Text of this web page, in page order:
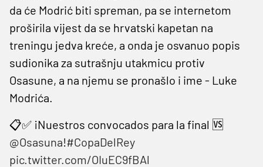
da će Modrić biti spreman, pa se internetom
proširila vijest da se hrvatski kapetan na
treningu jedva kreće, a onda je osvanuo popis
sudionika za sutrašnju utakmicu protiv
Osasune, a na njemu se pronašlo i ime - Luke
Modrića.
📋✅ ¡Nuestros convocados para la final 🆚
@Osasuna!#CopaDelRey
pic.twitter.com/OIuEC9fBAl